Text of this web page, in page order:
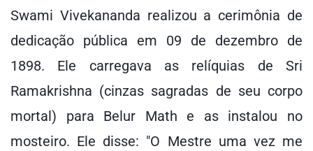
Swami Vivekananda realizou a cerimônia de
dedicação pública em 09 de dezembro de
1898. Ele carregava as relíquias de Sri
Ramakrishna (cinzas sagradas de seu corpo
mortal) para Belur Math e as instalou no
mosteiro. Ele disse: "O Mestre uma vez me